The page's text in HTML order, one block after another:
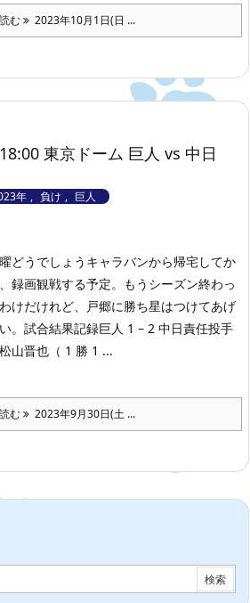
む 2023年10月1日(日 ...
東京ドーム 巨人 vs 中日
年 , 負け , 巨人
どうでしょうキャラバンから帰宅してか
録画観戦する予定。もうシーズン終わっ
けだけれど、戸郷に勝ち星はつけてあげ
。 試合結果記録巨人 1 – 2 中日責任投手
山晋也（ 1 勝 1 ...
む 2023年9月30日(土 ...